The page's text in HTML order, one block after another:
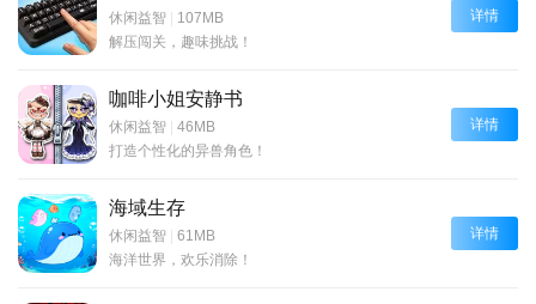
休闲益智 | 107MB
解压闯关，趣味挑战！
详情
咖啡小姐安静书
休闲益智 | 46MB
打造个性化的异兽角色！
详情
海域生存
休闲益智 | 61MB
海洋世界，欢乐消除！
详情